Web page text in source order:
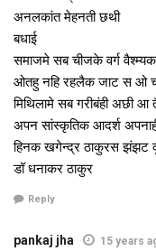
स्‍वजनक भाषा थिक ई आ
कयने रही हम जखन कलमो-
अतिरिक्‍त जनपक्षीय लगाव,
सँ सेहो कम प्रेम नइँ।
सर्वाधिक अनुभव, अध्‍ययन,
हिंदीए सँ प्राप्‍त होइत रहल
– अहाँ अपना केँ कवि,
अनलकांत मेहनती छथी
बधाई
समाजमे सब चीजके वर्ग
ओतहु नहि रहलैक जाट स
मिथिलामे सब गरीबंही अछी
अपन सांस्कृतिक आदर्श
हिनक खगेन्द्र ठाकुरस झंझट
डॉ धनाकर ठाकुर
Reply
pankaj jha 15 years